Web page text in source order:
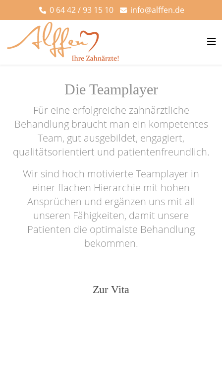
0 64 42 / 93 15 10 info@alffen.de
Die Teamplayer
Für eine erfolgreiche zahnärztliche
Behandlung braucht man ein kompetentes
Team, gut ausgebildet, engagiert,
qualitätsorientiert und patientenfreundlich.
Wir sind hoch motivierte Teamplayer in
einer flachen Hierarchie mit hohen
Ansprüchen und ergänzen uns mit all
unseren Fähigkeiten, damit unsere
Patienten die optimalste Behandlung
bekommen.
Zur Vita